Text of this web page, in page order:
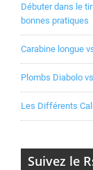
Débuter dans le
bonnes pratiques
Carabine longue
Plombs Diabolo
Les Différents
Suivez le